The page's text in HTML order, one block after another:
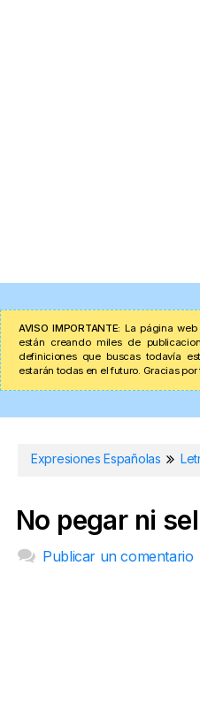
AVISO IMPORTANTE: La página
están creando miles de
definiciones que buscas todavía
estarán todas en el futuro. Gracias
Expresiones Españolas
No pegar ni
Publicar un comentario